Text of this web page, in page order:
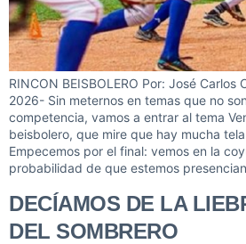
RINCON BEISBOLERO Por: José Carlos
2026- Sin meternos en temas que no
competencia, vamos a entrar al tema
beisbolero, que mire que hay mucha
Empecemos por el final: vemos en la
probabilidad de que estemos
DECÍAMOS DE LA
DEL SOMBRERO